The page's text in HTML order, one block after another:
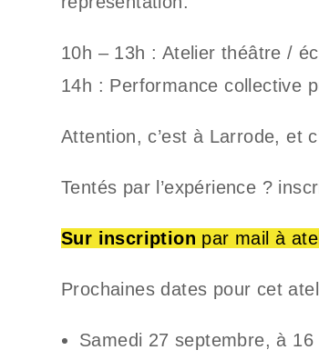
10h – 13h : Atelier théâtre /
14h : Performance collective
Attention, c’est à Larrode, et
Tentés par l’expérience ?
Sur inscription par mail à
Prochaines dates pour cet
Samedi 27 septembre, à